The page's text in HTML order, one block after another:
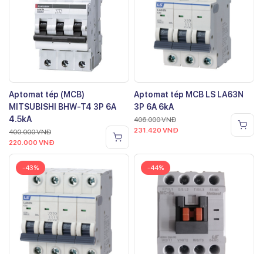
Aptomat tép (MCB)
MITSUBISHI BHW-T4 3P 6A
4.5kA
400.000VNĐ
220.000 VNĐ
Aptomat tép MCB LS LA63N
3P 6A 6kA
406.000VNĐ
231.420 VNĐ
-43% -44%